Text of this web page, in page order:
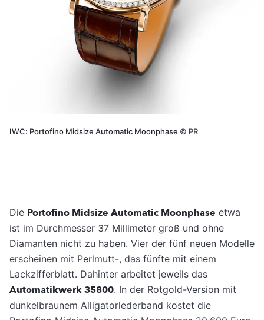
IWC: Portofino Midsize Automatic Moonphase © PR
Die Portofino Midsize Automatic Moonphase etwa
ist im Durchmesser 37 Millimeter groß und ohne
Diamanten nicht zu haben. Vier der fünf neuen Modelle
erscheinen mit Perlmutt-, das fünfte mit einem
Lackzifferblatt. Dahinter arbeitet jeweils das
Automatikwerk 35800. In der Rotgold-Version mit
dunkelbraunem Alligatorlederband kostet die